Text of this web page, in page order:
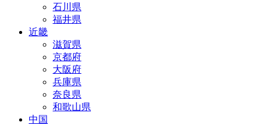
石川県
福井県
近畿
滋賀県
京都府
大阪府
兵庫県
奈良県
和歌山県
中国